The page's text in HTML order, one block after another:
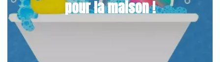
pour la maison !